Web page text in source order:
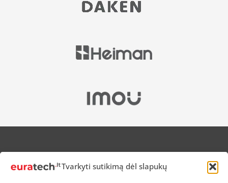
Tvarkyti sutikimą dėl slapukų
NUOLAIDOS HEROJAMS